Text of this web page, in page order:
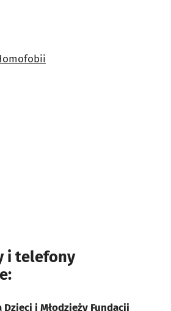
i telefony
i Młodzieży Fundacji